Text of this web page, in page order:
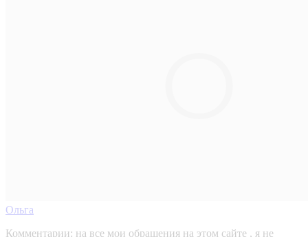
Ольга
Комментарии: на все мои обращения на этом сайте , я не